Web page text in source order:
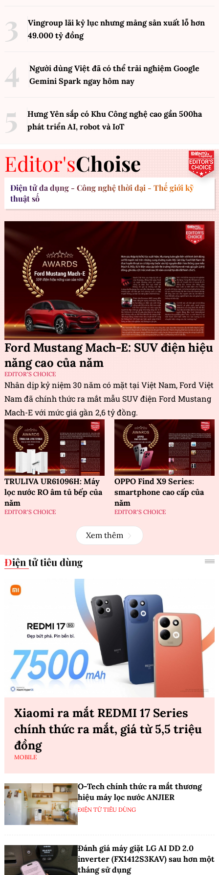
Vingroup lãi kỷ lục nhưng mảng sản xuất lỗ hơn
49.000 tỷ đồng
Người dùng Việt đã có thể trải nghiệm Google
Gemini Spark ngay hôm nay
Hưng Yên sắp có Khu Công nghệ cao gần 500ha
phát triển AI, robot và IoT
Editor'sChoise
Điện tử đa dụng - Công nghệ thời đại - Thế giới kỹ
thuật số
Ford Mustang Mach-E: SUV điện hiệu
năng cao của năm
EDITOR'S CHOICE
Nhân dịp kỷ niệm 30 năm có mặt tại Việt Nam, Ford Việt
Nam đã chính thức ra mắt mẫu SUV điện Ford Mustang
Mach-E với mức giá gần 2,6 tỷ đồng.
TRULIVA UR61096H: Máy
lọc nước RO âm tủ bếp của
năm
EDITOR'S CHOICE
OPPO Find X9 Series:
smartphone cao cấp của
năm
EDITOR'S CHOICE
Xem thêm
Điện tử tiêu dùng
Xiaomi ra mắt REDMI 17 Series
chính thức ra mắt, giá từ 5,5 triệu
đồng
MOBILE
O-Tech chính thức ra mắt thương
hiệu máy lọc nước ANJIER
ĐIỆN TỬ TIÊU DÙNG
Đánh giá máy giặt LG AI DD 2.0
inverter (FX1412S3KAV) sau hơn một
tháng sử dụng